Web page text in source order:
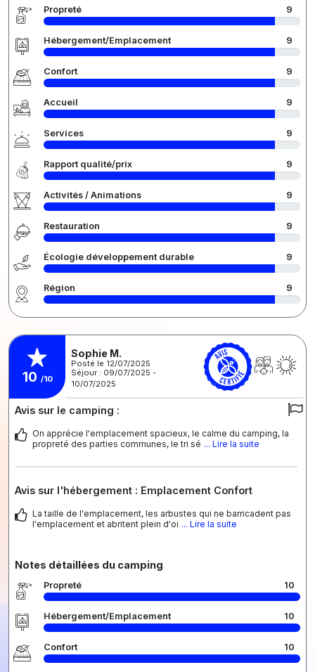
Propreté 9
Hébergement/Emplacement 9
Confort 9
Accueil 9
Services 9
Rapport qualité/prix 9
Activités / Animations 9
Restauration 9
Écologie développement durable 9
Région 9
10 /10
Sophie M.
Posté le 12/07/2025
Séjour : 09/07/2025 -
10/07/2025
Avis sur le camping :
On apprécie l'emplacement spacieux, le calme du camping, la
propreté des parties communes, le tri sé ... Lire la suite
Avis sur l'hébergement : Emplacement Confort
La taille de l'emplacement, les arbustes qui ne barricadent pas
l'emplacement et abritent plein d'oi ... Lire la suite
Notes détaillées du camping
Propreté 10
Hébergement/Emplacement 10
Confort 10